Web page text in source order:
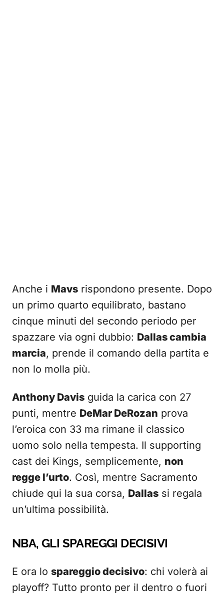
Anche i Mavs rispondono presente. Dopo
un primo quarto equilibrato, bastano
cinque minuti del secondo periodo per
spazzare via ogni dubbio: Dallas cambia
marcia, prende il comando della partita e
non lo molla più.
Anthony Davis guida la carica con 27
punti, mentre DeMar DeRozan prova
l’eroica con 33 ma rimane il classico
uomo solo nella tempesta. Il supporting
cast dei Kings, semplicemente, non
regge l’urto. Così, mentre Sacramento
chiude qui la sua corsa, Dallas si regala
un’ultima possibilità.
NBA, GLI SPAREGGI DECISIVI
E ora lo spareggio decisivo: chi volerà ai
playoff? Tutto pronto per il dentro o fuori